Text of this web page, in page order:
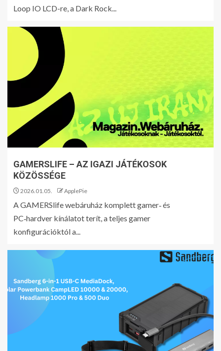
Loop IO LCD-re, a Dark Rock...
GAMERSLIFE – AZ IGAZI JÁTÉKOSOK
KÖZÖSSÉGE
2026.01.05. ApplePie
A GAMERSlife webáruház komplett gamer‑ és
PC‑hardver kínálatot terít, a teljes gamer
konfigurációktól a...